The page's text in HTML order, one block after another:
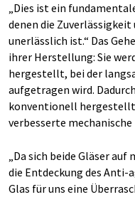
„Dies ist ein
denen die
unerlässlich ist.“ Das
ihrer Herstellung: Sie
hergestellt, bei der
aufgetragen wird.
konventionell
verbesserte mechanische
„Da sich beide Gläser
die Entdeckung des
Glas für uns eine